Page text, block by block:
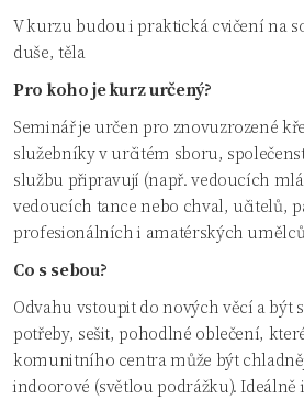
V kurzu budou i praktická cvičení na
duše, těla
Pro koho je kurz určený?
Seminář je určen pro znovuzrozené
služebníky v určitém sboru,
službu připravují (např. vedoucích
vedoucích tance nebo chval, učitelů,
profesionálních i amatérských umělců
Co s sebou?
Odvahu vstoupit do nových věcí a být
potřeby, sešit, pohodlné oblečení,
komunitního centra může být
indoorové (světlou podrážku). Ideálně